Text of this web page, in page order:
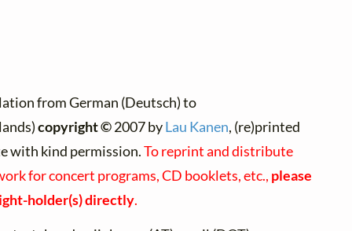
from German (Deutsch) to
copyright ©2007 byLau Kanen, (re)printed
with kind permission.To reprint and distribute
for concert programs, CD booklets, etc., please
holder(s) directly.